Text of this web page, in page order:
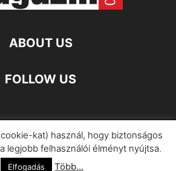
ABOUT US
FOLLOW US
Adatkezelési Információ
©
kat) használ, hogy biztonságos
legjobb felhasználói élményt nyújtsa.
Elfogadás Több...